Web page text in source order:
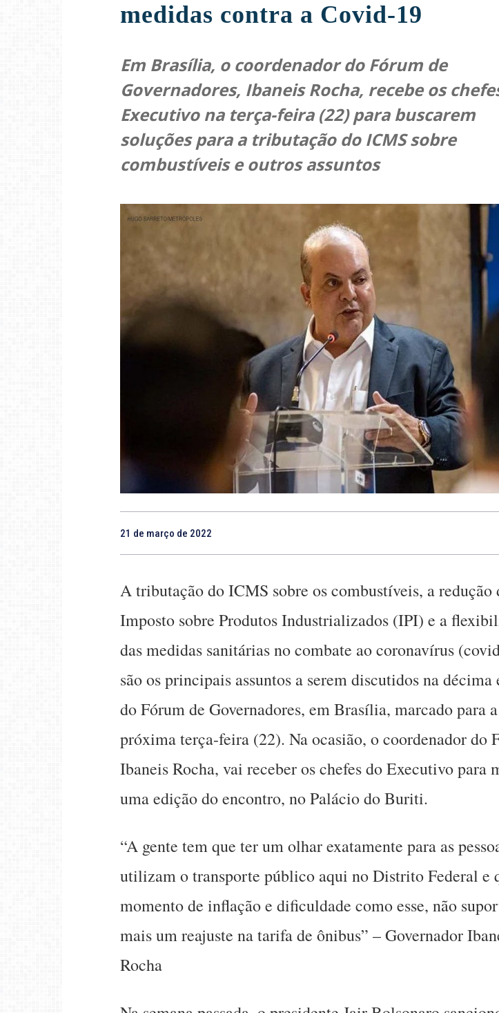
medidas contra a Covid-19
Em Brasília, o coordenador do Fórum de
Governadores, Ibaneis Rocha, recebe os
Executivo na terça-feira (22) para buscarem
soluções para a tributação do ICMS sobre
combustíveis e outros assuntos
21 de março de 2022
A tributação do ICMS sobre os combustíveis, a redução
Imposto sobre Produtos Industrializados (IPI) e a
das medidas sanitárias no combate ao coronavírus
são os principais assuntos a serem discutidos na décima
do Fórum de Governadores, em Brasília, marcado para a
próxima terça-feira (22). Na ocasião, o coordenador do
Ibaneis Rocha, vai receber os chefes do Executivo para
uma edição do encontro, no Palácio do Buriti.
“A gente tem que ter um olhar exatamente para as
utilizam o transporte público aqui no Distrito Federal e
momento de inflação e dificuldade como esse, não
mais um reajuste na tarifa de ônibus” – Governador
Rocha